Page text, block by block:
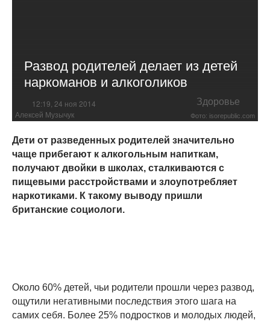
Развод родителей делает из детей
наркоманов и алкоголиков
12:19, 24 ноя 2014 Здоровье
Алексей Музычук Фото: isorepublic.com
Дети от разведенных родителей значительно
чаще прибегают к алкогольным напиткам,
получают двойки в школах, сталкиваются с
пищевыми расстройствами и злоупотребляет
наркотиками. К такому выводу пришли
британские социологи.
Около 60% детей, чьи родители прошли через развод,
ощутили негативными последствия этого шага на
самих себя. Более 25% подростков и молодых людей,